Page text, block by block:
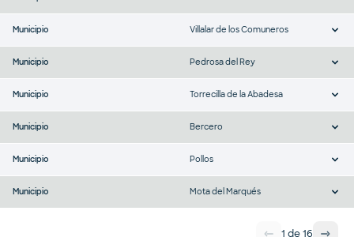
Municipio Villalar de los Comuneros
Municipio Pedrosa del Rey
Municipio Torrecilla de la Abadesa
Municipio Bercero
Municipio Pollos
Municipio Mota del Marqués
1 de16